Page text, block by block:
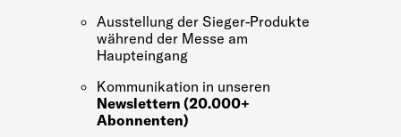
Ausstellung der Sieger-Produkte
während der Messe am
Haupteingang
Kommunikation in unseren
Newslettern (20.000+
Abonnenten)